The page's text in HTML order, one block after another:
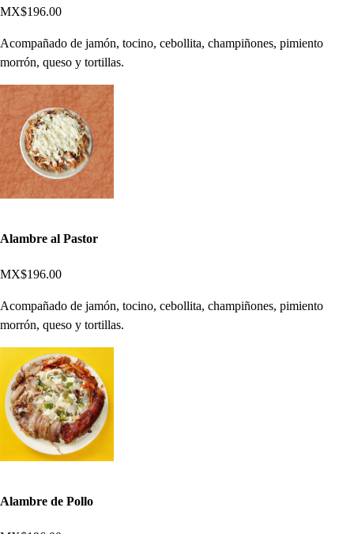
MX$196.00
Acompañado de jamón, tocino, cebollita, champiñones, pimiento
morrón, queso y tortillas.
Alambre al Pastor
MX$196.00
Acompañado de jamón, tocino, cebollita, champiñones, pimiento
morrón, queso y tortillas.
Alambre de Pollo